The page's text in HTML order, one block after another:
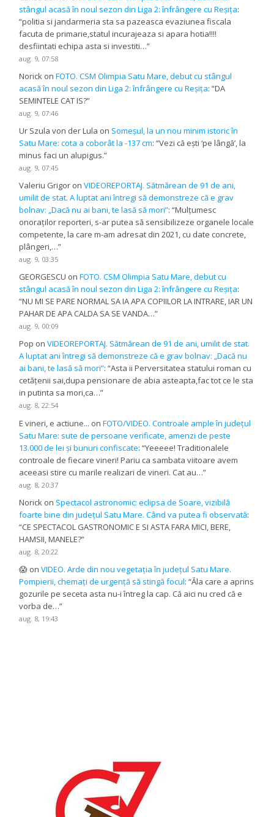
stângul acasă în noul sezon din Liga 2: înfrângere cu Reșița:
“politia si jandarmeria sta sa pazeasca evaziunea fiscala
facuta de primarie,statul incurajeaza si apara hotia!!!!
desfiintati echipa asta si investiti…”
aug. 9, 07:58
Norick onFOTO. CSM Olimpia Satu Mare, debut cu stângul
acasă în noul sezon din Liga 2: înfrângere cu Reșița: “DA
SEMINTELE CAT IS?”
aug. 9, 07:46
Ur Szula von der Lula on Someșul, la un nou minim istoric în
Satu Mare: cota a coborât la -137 cm: “Vezi că ești ‘pe lângă’, la
minus faci un alupigus.”
aug. 9, 07:45
Valeriu Grigor onVIDEOREPORTAJ. Sătmărean de 91 de ani,
umilit de stat. A luptat ani întregi să demonstreze că e grav
bolnav: „Dacă nu ai bani, te lasă să mori”: “Mulțumesc
onoraților reporteri, s-ar putea să sensibilizeze organele locale
competente, la care m-am adresat din 2021, cu date concrete,
plângeri,…”
aug. 9, 03:35
GEORGESCU onFOTO. CSM Olimpia Satu Mare, debut cu
stângul acasă în noul sezon din Liga 2: înfrângere cu Reșița:
“NU MI SE PARE NORMAL SA IA APA COPIILOR LA INTRARE, IAR UN
PAHAR DE APA CALDA SA SE VANDA…”
aug. 9, 00:09
Pop onVIDEOREPORTAJ. Sătmărean de 91 de ani, umilit de stat.
A luptat ani întregi să demonstreze că e grav bolnav: „Dacă nu
ai bani, te lasă să mori”: “Asta ii Perversitatea statului roman cu
cetățenii sai,dupa pensionare de abia asteapta,fac tot ce le sta
in putinta sa mori,ca…”
aug. 8, 22:54
E vineri, e actiune... onFOTO/VIDEO. Controale ample în județul
Satu Mare: sute de persoane verificate, amenzi de peste
13.000 de lei și bunuri confiscate: “Yeeeee! Traditionalele
controale de fiecare vineri! Pariu ca sambata viitoare avem
aceeasi stire cu marile realizari de vineri. Cat au…”
aug. 8, 20:37
Norick on Spectacol astronomic: eclipsa de Soare, vizibilă
foarte bine din județul Satu Mare. Când va putea fi observată:
“CE SPECTACOL GASTRONOMIC E SI ASTA FARA MICI, BERE,
HAMSII, MANELE?”
aug. 8, 20:22
😱 onVIDEO. Arde din nou vegetația în județul Satu Mare.
Pompierii, chemați de urgență să stingă focul: “Ăla care a aprins
gozurile pe seceta asta nu-i întreg la cap. Că aici nu cred că e
vorba de…”
aug. 8, 19:43